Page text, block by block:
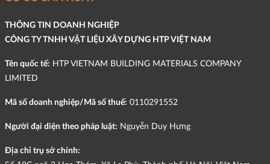
THÔNG TIN DOANH NGHIỆP
CÔNG TY TNHH VẬT LIỆU XÂY DỰNG HTP VIỆT NAM
Tên quốc tế: HTP VIETNAM BUILDING MATERIALS COMPANY
LIMITED
Mã số doanh nghiệp/Mã số thuế: 0110291552
Người đại diện theo pháp luật: Nguyễn Duy Hưng
Địa chỉ trụ sở chính: